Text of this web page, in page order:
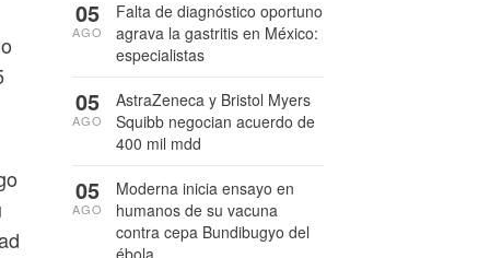
Falta de diagnóstico oportuno
agrava la gastritis en México:
especialistas
05
AGO
AstraZeneca y Bristol Myers
Squibb negocian acuerdo de
400 mil mdd
05
AGO
Moderna inicia ensayo en
humanos de su vacuna
contra cepa Bundibugyo del
ébola
05
AGO